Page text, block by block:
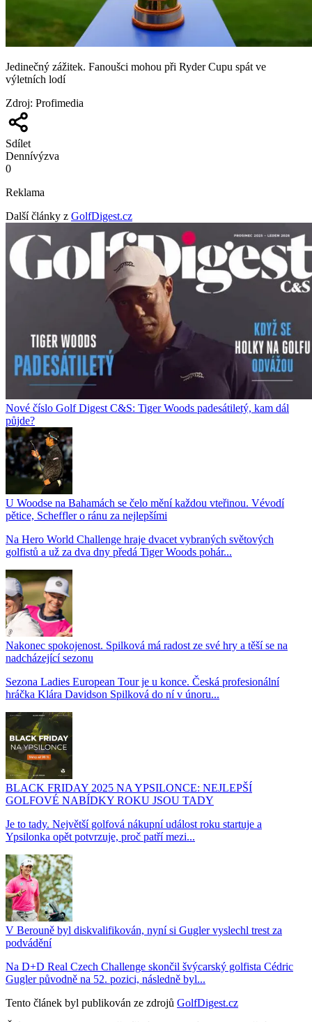
Jedinečný zážitek. Fanoušci mohou při Ryder Cupu spát ve
výletních lodí
Zdroj: Profimedia
Sdílet
Dennívýzva
0
Reklama
Další články z GolfDigest.cz
Nové číslo Golf Digest C&S: Tiger Woods padesátiletý, kam dál
půjde?
U Woodse na Bahamách se čelo mění každou vteřinou. Vévodí
pětice, Scheffler o ránu za nejlepšími
Na Hero World Challenge hraje dvacet vybraných světových
golfistů a už za dva dny předá Tiger Woods pohár...
Nakonec spokojenost. Spilková má radost ze své hry a těší se na
nadcházející sezonu
Sezona Ladies European Tour je u konce. Česká profesionální
hráčka Klára Davidson Spilková do ní v únoru...
BLACK FRIDAY 2025 NA YPSILONCE: NEJLEPŠÍ
GOLFOVÉ NABÍDKY ROKU JSOU TADY
Je to tady. Největší golfová nákupní událost roku startuje a
Ypsilonka opět potvrzuje, proč patří mezi...
V Berouně byl diskvalifikován, nyní si Gugler vyslechl trest za
podvádění
Na D+D Real Czech Challenge skončil švýcarský golfista Cédric
Gugler původně na 52. pozici, následně byl...
Tento článek byl publikován ze zdrojů GolfDigest.cz